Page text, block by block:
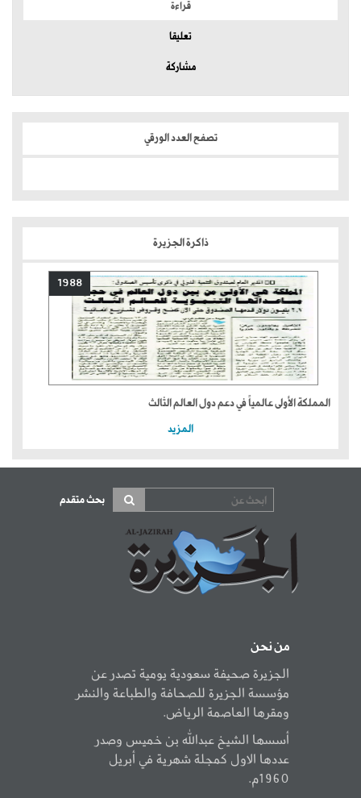
قراءة
تعليقا
مشاركة
تصفح العدد الورقي
ذاكرة الجزيرة
1988
المملكة الأولى عالمياً في دعم دول العالم الثالث
المزيد
بحث متقدم
من نحن
الجزيرة صحيفة سعودية يومية تصدر عن
مؤسسة الجزيرة للصحافة والطباعة والنشر
ومقرها العاصمة الرياض.
أسسها الشيخ عبدالله بن خميس وصدر
عددها الاول كمجلة شهرية في أبريل
1960م.